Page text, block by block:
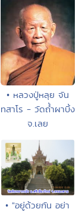
• หลวงปู่หลุย จัน
ทสาโร - วัดถ้ำผาบิ้ง
จ.เลย
• "อยู่ด้วยกัน อย่า